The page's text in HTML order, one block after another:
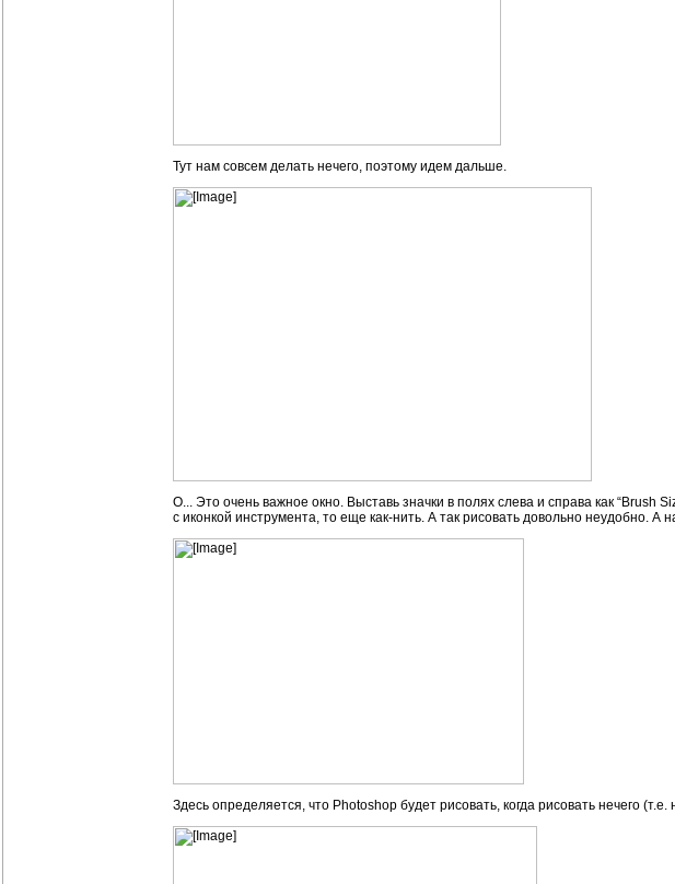
Тут нам совсем делать нечего, поэтому идем дальше.
О... Это очень важное окно. Выставь значки в полях слева и справа как “Brush
с иконкой инструмента, то еще как-нить. А так рисовать довольно неудобно. А
Здесь определяется, что Photoshop будет рисовать, когда рисовать нечего